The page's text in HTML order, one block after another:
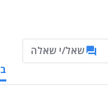
שאל/י שאלה